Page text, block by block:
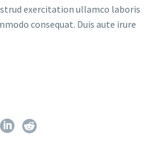
exercitation ullamco laboris
consequat. Duis aute irure